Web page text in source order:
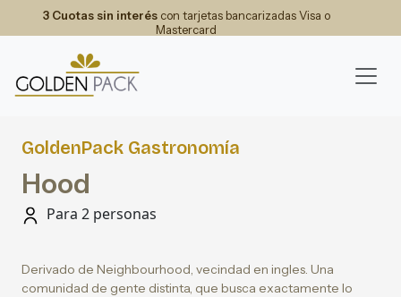
3 Cuotas sin interéscon tarjetas bancarizadas Visa o
Mastercard
GoldenPack Gastronomía
Hood
Para 2 personas
Derivado de Neighbourhood, vecindad en ingles. Una
comunidad de gente distinta, que busca exactamente lo